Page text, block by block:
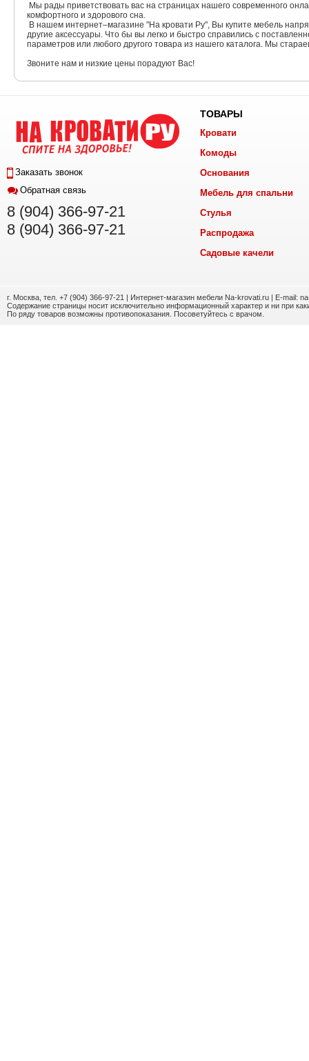
Мы рады приветствовать вас на страницах нашего современного
комфортного и здорового сна.
В нашем интернет–магазине "На кровати Ру", Вы купите мебель
другие аксессуары. Что бы вы легко и быстро справились с
параметров или любого другого товара из нашего каталога. Мы
Звоните нам и низкие цены порадуют Вас!
Заказать звонок
Обратная связь
8 (904) 366-97-21
8 (904) 366-97-21
ТОВАРЫ
Кровати
Комоды
Основания
Мебель для спальни
Стулья
Распродажа
Садовые качели
г. Москва, тел. +7 (904) 366-97-21 | Интернет-магазин мебели Na-krovati.ru | E-mail:
Содержание страницы носит исключительно информационный характер и ни при
По ряду товаров возможны противопоказания. Посоветуйтесь с врачом.